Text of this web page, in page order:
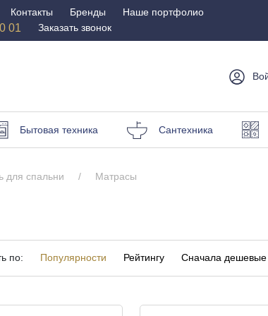
Контакты Бренды Наше портфолио
01 Заказать звонок
Бытовая техника Сантехника
стулья
спальни
Кресла для офиса Шезлонги и зонты
для спальни Матрасы
по: Популярности Рейтингу Сначала дешевые